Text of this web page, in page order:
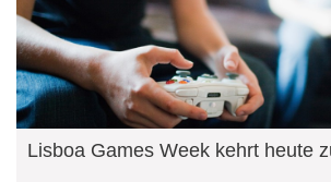
Lisboa Games Week kehrt heute